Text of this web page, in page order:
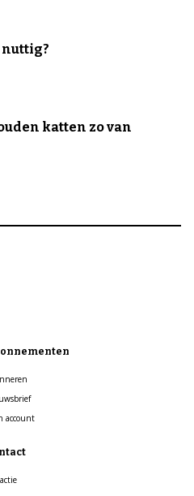
katten zo van
account